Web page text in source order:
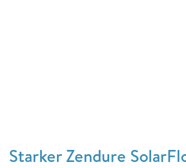
Starker Zendure